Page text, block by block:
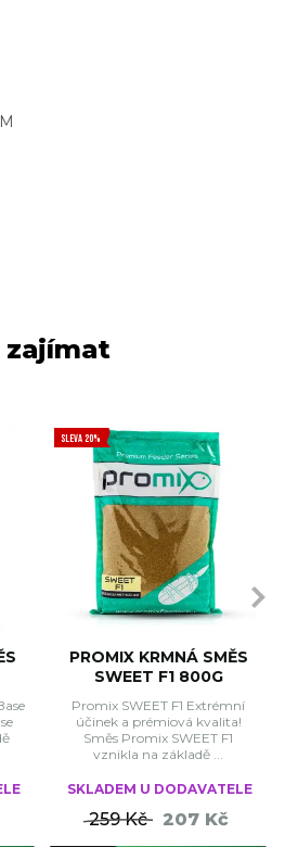
zajímat
SLEVA 20%
PROMIX KRMNÁ SMĚS
SWEET F1 800G
Promix SWEET F1 Extrémní
účinek a prémiová kvalita!
Směs Promix SWEET F1
vznikla na základě ...
SKLADEM U DODAVATELE
259 Kč 207 Kč